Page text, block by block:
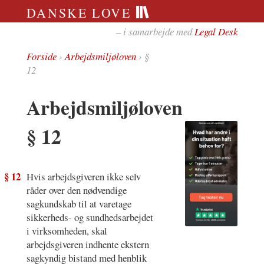
DANSKE LOVE
– i samarbejde medLegal Desk
Forside›Arbejdsmiljøloven› §
12
Arbejdsmiljøloven
§ 12
§ 12 Hvis arbejdsgiveren ikke selv
råder over den nødvendige
sagkundskab til at varetage
sikkerheds- og sundhedsarbejdet
i virksomheden, skal
arbejdsgiveren indhente ekstern
sagkyndig bistand med henblik